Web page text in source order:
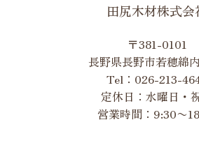
田尻木材株式会
〒381-0101
長野県長野市若穂綿
Tel： 026-213-
定休日：水曜日・
営業時間：9:30〜